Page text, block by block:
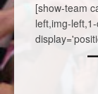
[show-team
left,img-